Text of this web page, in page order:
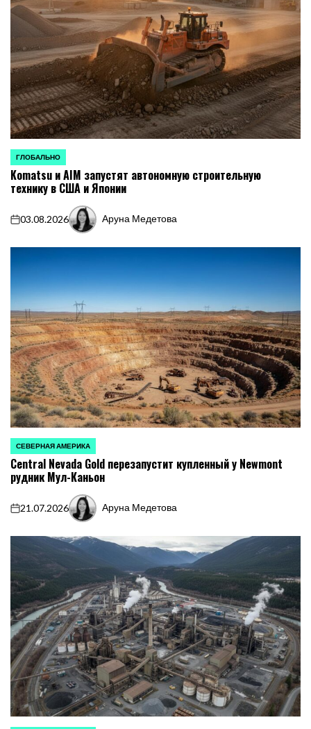
ОПУБЛИКОВАНО
В
ГЛОБАЛЬНО
Komatsu и AIM запустят автономную строительную
технику в США и Японии
on
03.08.2026
Запись
Аруна Медетова
ОПУБЛИКОВАНО
В
СЕВЕРНАЯ АМЕРИКА
Central Nevada Gold перезапустит купленный у Newmont
рудник Мул-Каньон
on
21.07.2026
Запись
Аруна Медетова